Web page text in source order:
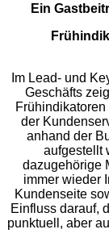
Ein
Im Lead- und
Geschäfts
der
anhand der
aufgestellt
dazugehörige
immer wieder
Kundenseite
Einfluss darauf,
punktuell, aber